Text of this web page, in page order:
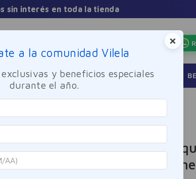
CUIDADO PERSONAL BIENESTAR Y FARMACIA
Dancer 5ml
Maybelline
Labial
×
a la comunidad Vilela
y beneficios especiales
durante el año.